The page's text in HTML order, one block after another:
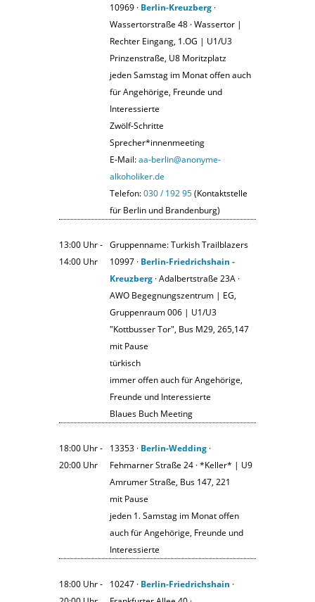
10969 · Berlin-Kreuzberg ·
Wassertorstraße 48 · Wassertor |
Rechter Eingang, 1.OG | U1/U3
Prinzenstraße, U8 Moritzplatz
jeden Samstag im Monat offen auch
für Angehörige, Freunde und
Interessierte
Zwölf-Schritte
Sprecher*innenmeeting
E-Mail:aa-berlin@anonyme-
alkoholiker.de
Telefon:030 / 192 95(Kontaktstelle
für Berlin und Brandenburg)
13:00 Uhr ‐
14:00 Uhr
Gruppenname: Turkish Trailblazers
10997 · Berlin-Friedrichshain -
Kreuzberg · Adalbertstraße 23A ·
AWO Begegnungszentrum | EG,
Gruppenraum 006 | U1/U3
"Kottbusser Tor", Bus M29, 265,147
mit Pause
türkisch
immer offen auch für Angehörige,
Freunde und Interessierte
Blaues Buch Meeting
18:00 Uhr ‐
20:00 Uhr
13353 · Berlin-Wedding ·
Fehmarner Straße 24 · *Keller* | U9
Amrumer Straße, Bus 147, 221
mit Pause
jeden 1. Samstag im Monat offen
auch für Angehörige, Freunde und
Interessierte
18:00 Uhr ‐
10247 · Berlin-Friedrichshain ·